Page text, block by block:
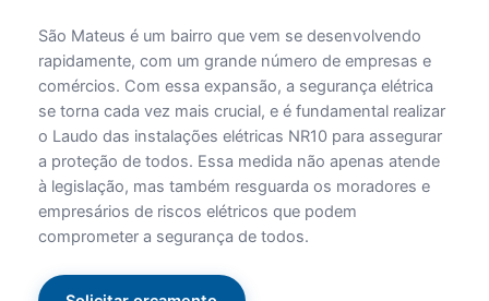
São Mateus é um bairro que vem se desenvolvendo
rapidamente, com um grande número de empresas e
comércios. Com essa expansão, a segurança elétrica
se torna cada vez mais crucial, e é fundamental realizar
o Laudo das instalações elétricas NR10 para assegurar
a proteção de todos. Essa medida não apenas atende
à legislação, mas também resguarda os moradores e
empresários de riscos elétricos que podem
comprometer a segurança de todos.